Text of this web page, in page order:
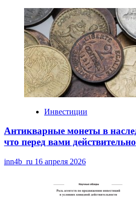
Инвестиции
Антикварные монеты в
что перед вами
inn4b_ru 16 апреля 2026